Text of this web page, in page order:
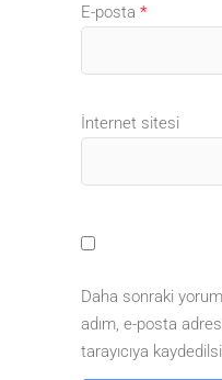
E-posta *
İnternet sitesi
Daha sonraki
adım, e-posta
tarayıcıya